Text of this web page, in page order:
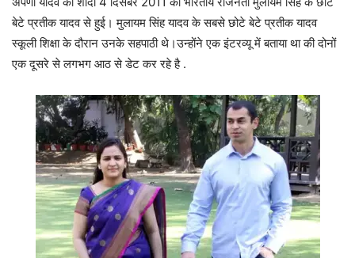
बेटे प्रतीक यादव से हुई। मुलायम सिंह यादव के सबसे छोटे बेटे प्रतीक यादव
स्कूली शिक्षा के दौरान उनके सहपाठी थे।उन्होंने एक इंटरव्यू में बताया था की दोनों
एक दूसरे से लगभग आठ से डेट कर रहे है .